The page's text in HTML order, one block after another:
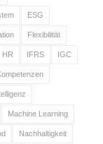
ESG
Flexibilität
HR IFRS IGC
Machine Learning
Nachhaltigkeit